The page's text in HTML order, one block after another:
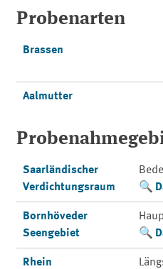
Probenarten
Brassen
Aalmutter
Saarländischer
Verdichtungsraum
Bornhöveder
Seengebiet
Rhein